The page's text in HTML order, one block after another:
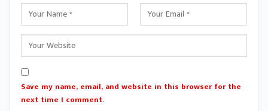
Save my name, email, and website in this browser for the
next time I comment.